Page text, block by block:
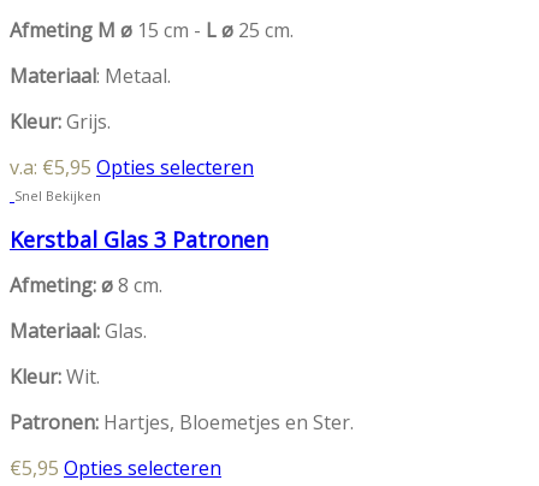
variaties.
Deze
op
productpagina
Afmeting M ø 15 cm - L ø 25 cm.
Materiaal: Metaal.
Kleur:Grijs.
v.a: €5,95 Opties selecteren
meerdere
op
Snel Bekijken
Kerstbal Glas 3 Patronen
Afmeting: ø8 cm.
Materiaal:Glas.
Kleur:Wit.
Patronen: Hartjes, Bloemetjes en Ster.
€5,95 Opties selecteren